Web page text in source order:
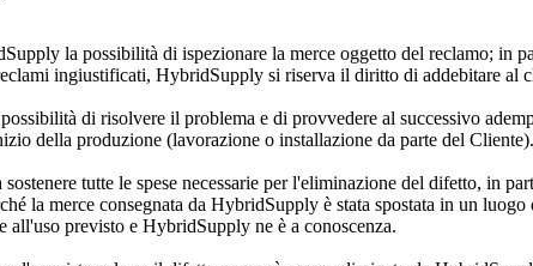
la possibilità di ispezionare la merce oggetto del reclamo; in
ingiustificati, HybridSupply si riserva il diritto di addebitare al
di risolvere il problema e di provvedere al successivo
della produzione (lavorazione o installazione da parte del Cliente).
tutte le spese necessarie per l'eliminazione del difetto, in
la merce consegnata da HybridSupply è stata spostata in un
previsto e HybridSupply ne è a conoscenza.